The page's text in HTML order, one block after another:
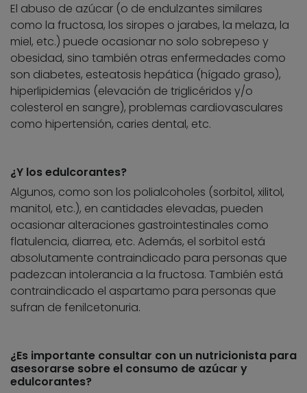
El abuso de azúcar (o de endulzantes similares
como la fructosa, los siropes o jarabes, la melaza, la
miel, etc.) puede ocasionar no solo sobrepeso y
obesidad, sino también otras enfermedades como
son diabetes, esteatosis hepática (hígado graso),
hiperlipidemias (elevación de triglicéridos y/o
colesterol en sangre), problemas cardiovasculares
como hipertensión, caries dental, etc.
¿Y los edulcorantes?
Algunos, como son los polialcoholes (sorbitol, xilitol,
manitol, etc.), en cantidades elevadas, pueden
ocasionar alteraciones gastrointestinales como
flatulencia, diarrea, etc. Además, el sorbitol está
absolutamente contraindicado para personas que
padezcan intolerancia a la fructosa. También está
contraindicado el aspartamo para personas que
sufran de fenilcetonuria.
¿Es importante consultar con un nutricionista para
asesorarse sobre el consumo de azúcar y
edulcorantes?